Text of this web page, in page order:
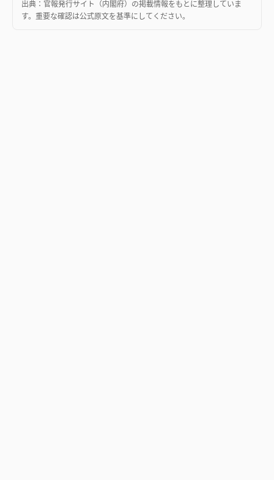
出典： 官報発行サイト（内閣府） の掲載情報をもとに整理していま
す。重要な確認は公式原文を基準にしてください。